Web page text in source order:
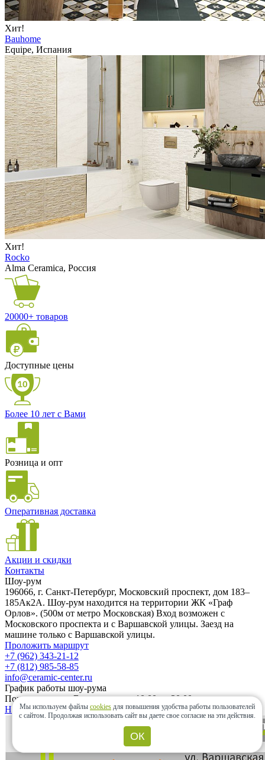
Хит!
Bauhome
Equipe, Испания
Хит!
Rocko
Alma Ceramica, Россия
20000+ товаров
Доступные цены
Более 10 лет с Вами
Розница и опт
Оперативная доставка
Акции и скидки
Контакты
Шоу-рум
196066, г. Санкт-Петербург, Московский проспект, дом 183–
185Ак2А. Шоу-рум находится на территории ЖК «Граф
Орлов». (500м от метро Московская) Вход возможен с
Московского проспекта и с Варшавской улицы. Заезд на
машине только с Варшавской улицы.
Проложить маршрут
+7 (962) 343-21-12
+7 (812) 985-58-85
info@ceramic-center.ru
График работы шоу-рума
Понедельник — Воскресенье: с 10.00 до 20.00
Найти шоу-рум быстро
Мы используем файлы cookies для повышения удобства работы пользователей
с сайтом. Продолжая использовать сайт вы даете свое согласие на эти действия.
ОК